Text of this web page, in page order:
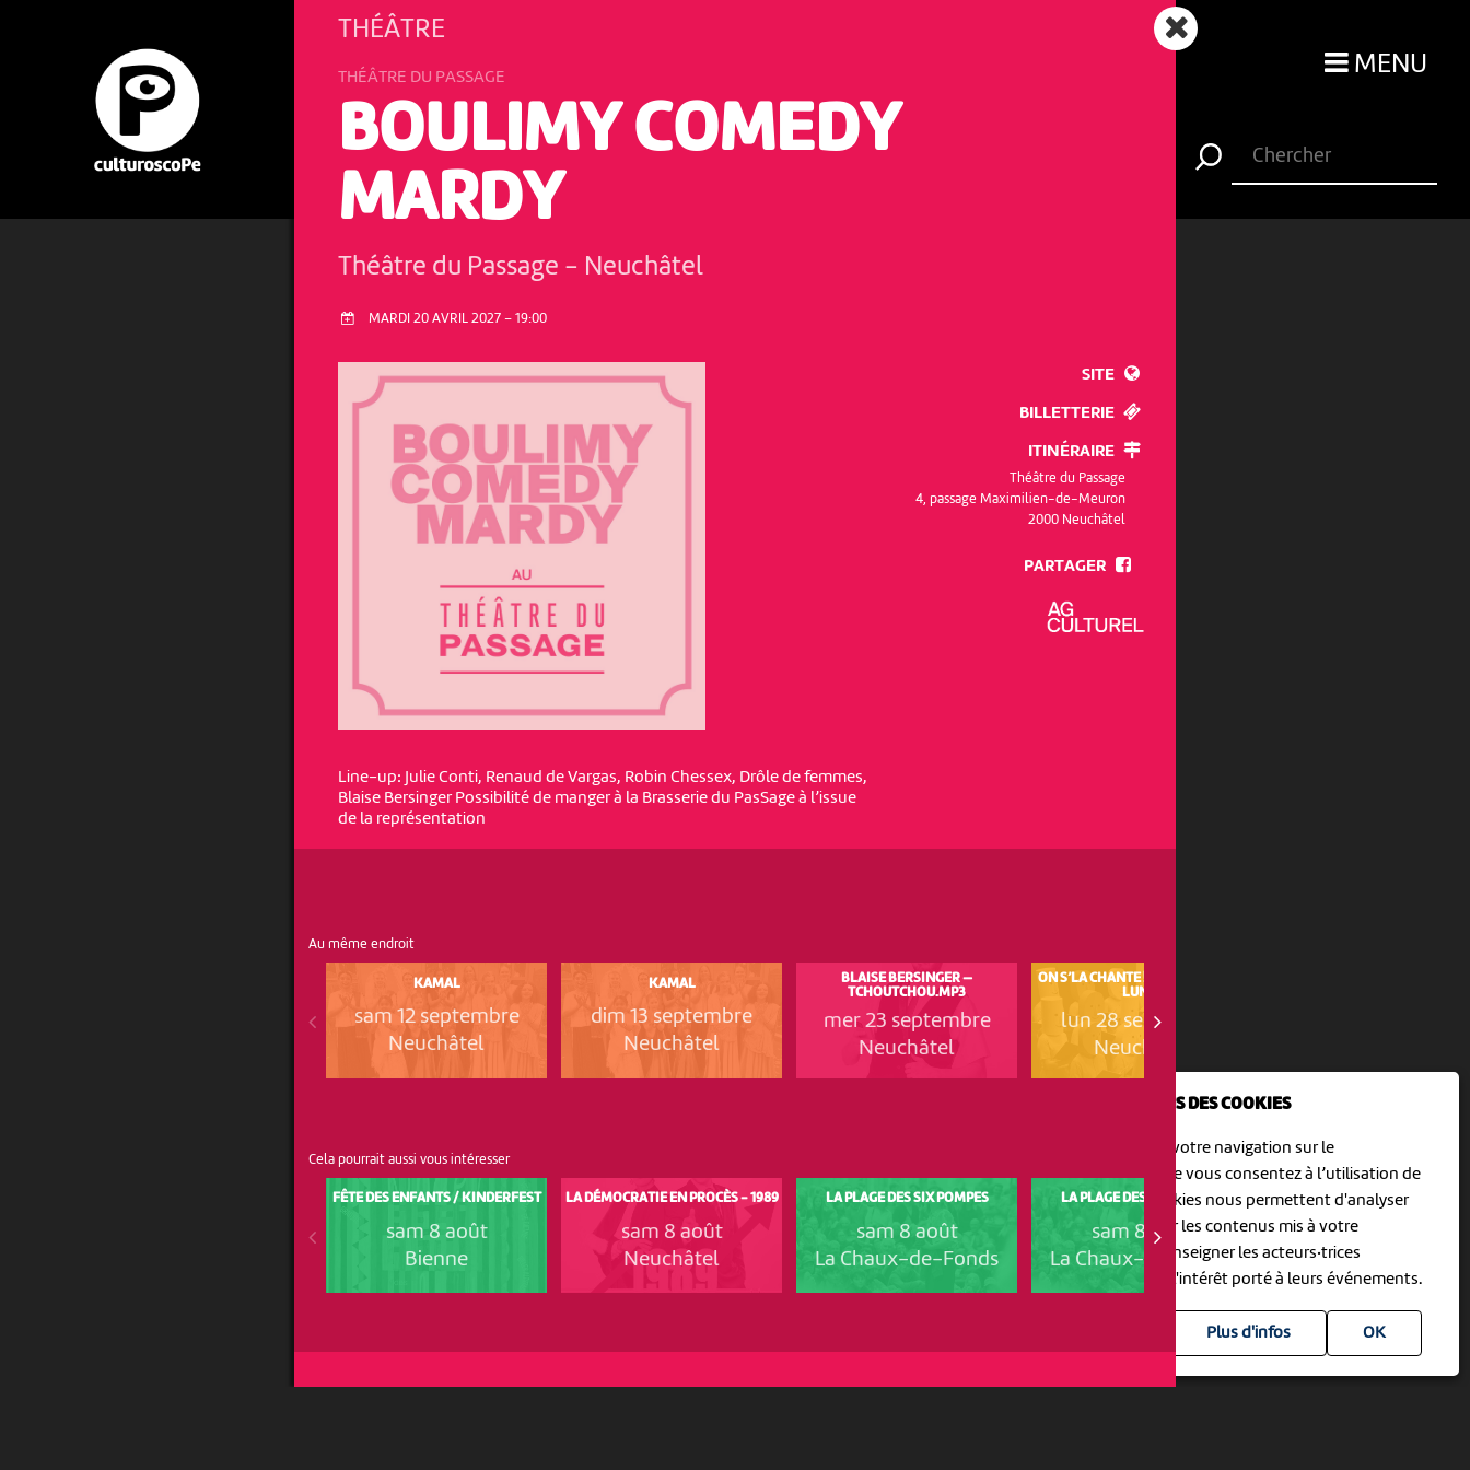
NOUS UTILISONS DES COOKIES
En poursuivant votre navigation sur le
culturoscoPe site vous consentez à l’utilisation de
cookies. Les cookies nous permettent d'analyser
le trafic, d’affiner les contenus mis à votre
disposition et renseigner les acteurs·trices
culturel·le·s sur l'intérêt porté à leurs événements.
Plus d'infos
MENU
MARDI 20 AVRIL 2027 – 19:00
THÉÂTRE
THÉÂTRE DU PASSAGE
BOULIMY COMEDY
MARDY
Théâtre du Passage - Neuchâtel
Line-up: Julie Conti, Renaud de Vargas, Robin Chessex, Drôle de femmes,
Blaise Bersinger Possibilité de manger à la Brasserie du PasSage à l’issue
de la représentation
SITE
BILLETTERIE
ITINÉRAIRE
Théâtre du Passage
4, passage Maximilien-de-Meuron
2000 Neuchâtel
PARTAGER
Au même endroit
KAMAL
sam 12 septembre
Neuchâtel
KAMAL
dim 13 septembre
Neuchâtel
BLAISE BERSINGER —
TCHOUTCHOU.MP3
mer 23 septembre
Neuchâtel
ON S’LA CHANTE ! LA CHORALE DU
LUNDI
lun 28 septembre
Neuchâtel
Cela pourrait aussi vous intéresser
FÊTE DES ENFANTS / KINDERFEST
sam 8 août
Bienne
LA DÉMOCRATIE EN PROCÈS - 1989
sam 8 août
Neuchâtel
LA PLAGE DES SIX POMPES
sam 8 août
La Chaux-de-Fonds
LA PLAGE DES SIX POMPES
sam 8 août
La Chaux-de-Fonds
SPARK 2000
lun 10 août
Neuchâtel